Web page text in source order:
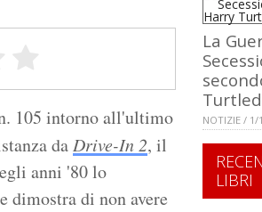
105 intorno all'ultimo
daDrive-In 2, il
anni '80 lo
dimostra di non avere
La
NOTIZIE / 1/
LIBRI